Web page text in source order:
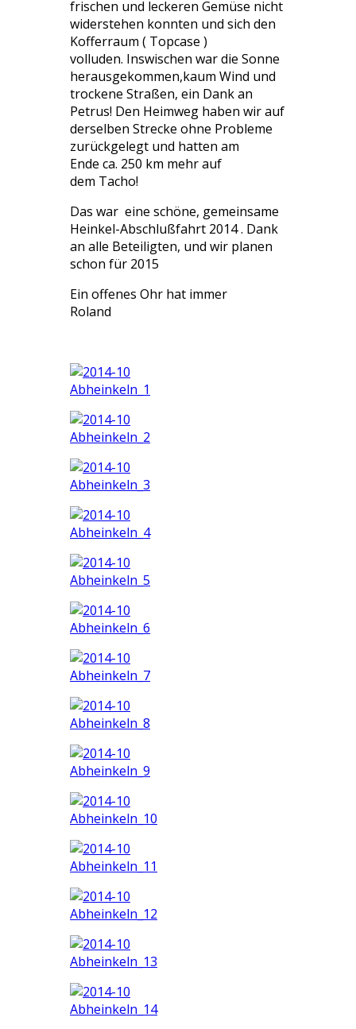
frischen und leckeren Gemüse nicht
widerstehen konnten und sich den
Kofferraum ( Topcase )
volluden. Inswischen war die Sonne
herausgekommen,kaum Wind und
trockene Straßen, ein Dank an
Petrus! Den Heimweg haben wir auf
derselben Strecke ohne Probleme
zurückgelegt und hatten am
Ende ca. 250 km mehr auf
dem Tacho!
Das war eine schöne, gemeinsame
Heinkel-Abschlußfahrt 2014 . Dank
an alle Beteiligten, und wir planen
schon für 2015
Ein offenes Ohr hat immer
Roland